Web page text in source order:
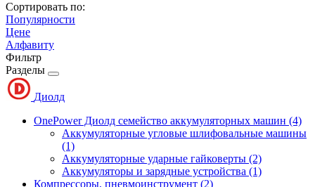
Сортировать по:
Популярности
Цене
Алфавиту
Фильтр
Разделы
Диолд
OnePower Диолд семейство аккумуляторных машин (4)
Аккумуляторные угловые шлифовальные машины
(1)
Аккумуляторные ударные гайковерты (2)
Аккумуляторы и зарядные устройства (1)
Компрессоры, пневмоинструмент (2)